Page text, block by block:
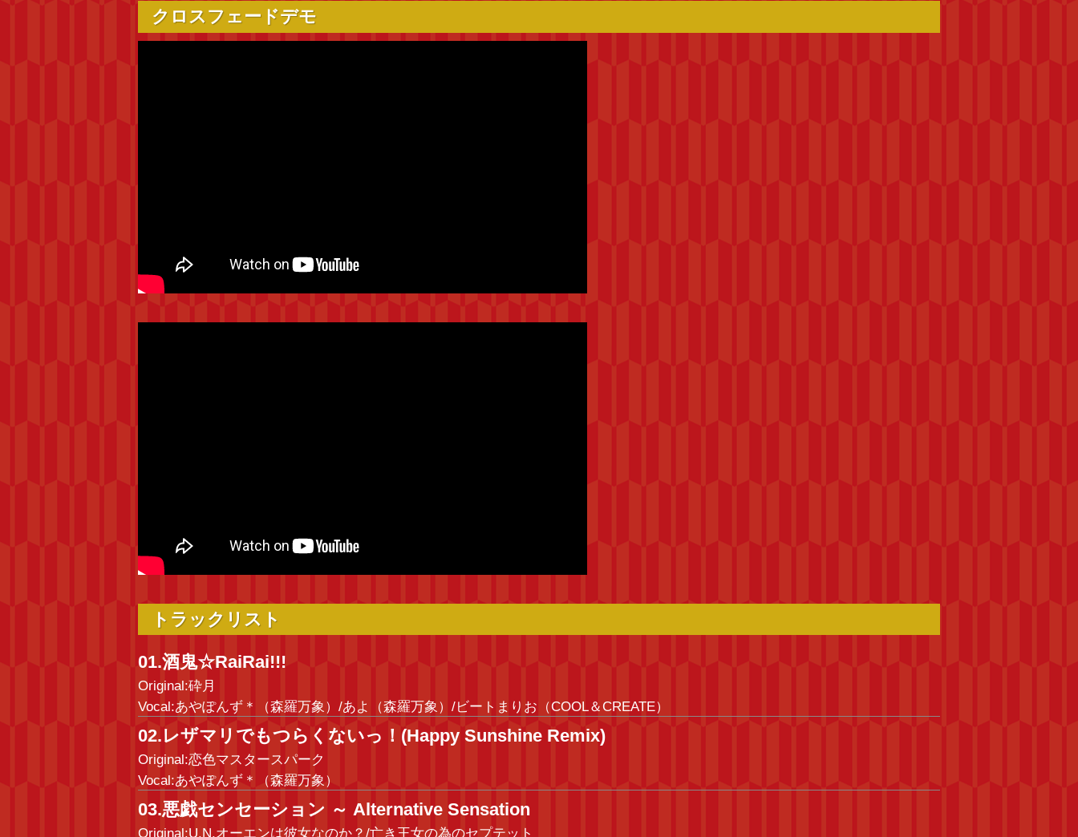
クロスフェードデモ
トラックリスト
01.酒鬼☆RaiRai!!!
Original:砕月
Vocal:あやぽんず＊（森羅万象）/あよ（森羅万象）/ビートまりお（COOL＆CREATE）
02.レザマリでもつらくないっ！(Happy Sunshine Remix)
Original:恋色マスタースパーク
Vocal:あやぽんず＊（森羅万象）
03.悪戯センセーション ～ Alternative Sensation
Original:U.N.オーエンは彼女なのか？/亡き王女の為のセプテット